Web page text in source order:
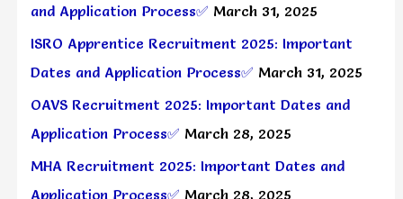
and Application Process✅ March 31, 2025
ISRO Apprentice Recruitment 2025: Important
Dates and Application Process✅ March 31, 2025
OAVS Recruitment 2025: Important Dates and
Application Process✅ March 28, 2025
MHA Recruitment 2025: Important Dates and
Application Process✅ March 28, 2025